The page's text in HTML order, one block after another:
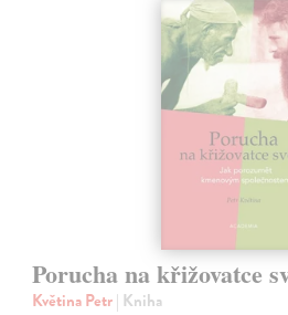
Porucha na křižovatce
Květina Petr| Kniha